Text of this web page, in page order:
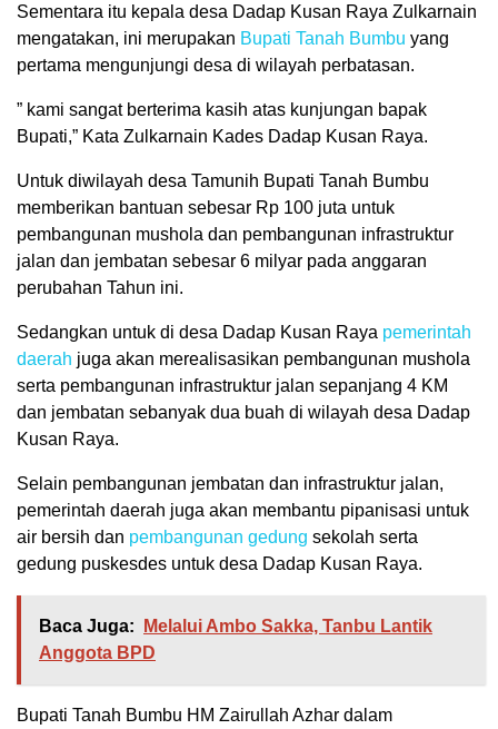
Sementara itu kepala desa Dadap Kusan Raya Zulkarnain
mengatakan, ini merupakan Bupati Tanah Bumbu yang
pertama mengunjungi desa di wilayah perbatasan.
” kami sangat berterima kasih atas kunjungan bapak
Bupati,” Kata Zulkarnain Kades Dadap Kusan Raya.
Untuk diwilayah desa Tamunih Bupati Tanah Bumbu
memberikan bantuan sebesar Rp 100 juta untuk
pembangunan mushola dan pembangunan infrastruktur
jalan dan jembatan sebesar 6 milyar pada anggaran
perubahan Tahun ini.
Sedangkan untuk di desa Dadap Kusan Raya pemerintah
daerah juga akan merealisasikan pembangunan mushola
serta pembangunan infrastruktur jalan sepanjang 4 KM
dan jembatan sebanyak dua buah di wilayah desa Dadap
Kusan Raya.
Selain pembangunan jembatan dan infrastruktur jalan,
pemerintah daerah juga akan membantu pipanisasi untuk
air bersih dan pembangunan gedung sekolah serta
gedung puskesdes untuk desa Dadap Kusan Raya.
Baca Juga:
Melalui Ambo Sakka, Tanbu Lantik
Anggota BPD
Bupati Tanah Bumbu HM Zairullah Azhar dalam